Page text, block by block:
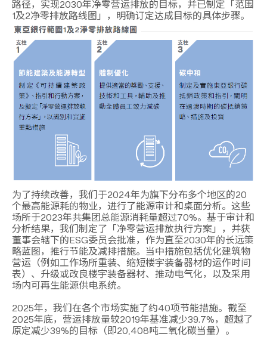
路径，实现2030年净零营运排放的目标，并已制定「范围
1及2净零排放路线图」，明确订定达成目标的具体步骤。
为了持续改善，我们于2024年为旗下分布多个地区的20
个最高能源耗的物业，进行了能源审计和桌面分析。这些
场所于2023年共集团总能源消耗量超过70%。基于审计和
分析结果，我们制定了「净零营运排放执行方案」，并获
董事会辖下的ESG委员会批准，作为直至2030年的长远策
略蓝图，推行节能及减排措施。当中措施包括优化建筑物
营运（例如工作场所重装、缩短楼宇装备器材的运作时间
表）、升级或改良楼宇装备器材、推动电气化，以及采用
场内可再生能源供电系统。
2025年，我们在各个市场实施了约40项节能措施。截至
2025年底，营运排放量较2019年基准减少39.7%，超越了
原定减少39%的目标（即20,408吨二氧化碳当量）。